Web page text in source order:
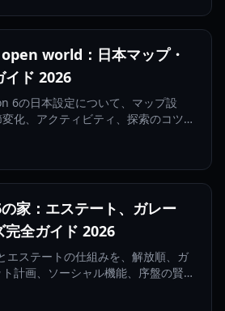
world：日本マップ・
イド 2026
6の日本設定について、マップ設
化、アクティビティ、探索のコツま
家：エステート、ガレー
完全ガイド 2026
エステートの仕組みを、解放順、ガ
計画、ソーシャル機能、序盤の賢い